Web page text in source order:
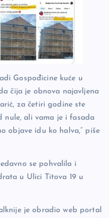
Gospođicine kuće u
čija je obnova najavljena
za četiri godine ste
ali vama je i fasada
objave idu ko halva,” piše
se pohvalila i
u Ulici Titova 19 u
je obradio web portal